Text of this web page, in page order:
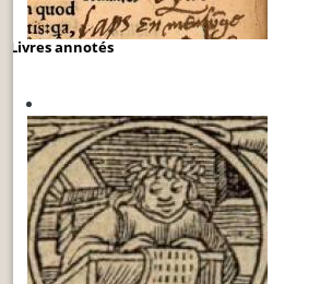
Livres annotés